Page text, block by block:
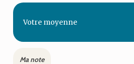
Votre moyenne
Ma note